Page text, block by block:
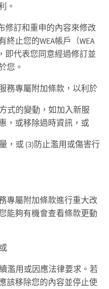
。
修訂和重申的內容來修改
止您的WEA帳戶（WEA
即代表您同意經過修訂並
您。
務專屬附加條款，以利於
式的變動，如加入新服
，或移除過時資訊，或
，或 (3)防止濫用或傷害行
專屬附加條款進行重大改
能夠有機會查看條款更動
濫用或因應法律要求。若
該移除您的內容並停止使